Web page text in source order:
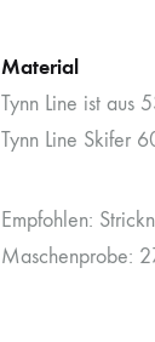
Material
Tynn Line ist aus
Tynn Line Skifer
Empfohlen:
Maschenprobe: